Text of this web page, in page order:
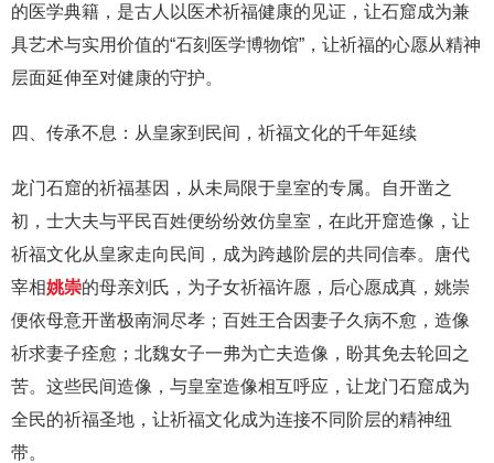
的医学典籍，是古人以医术祈福健康的见证，让石窟成为兼
具艺术与实用价值的“石刻医学博物馆”，让祈福的心愿从精神
层面延伸至对健康的守护。
四、传承不息：从皇家到民间，祈福文化的千年延续
龙门石窟的祈福基因，从未局限于皇室的专属。自开凿之
初，士大夫与平民百姓便纷纷效仿皇室，在此开窟造像，让
祈福文化从皇家走向民间，成为跨越阶层的共同信奉。唐代
宰相姚崇的母亲刘氏，为子女祈福许愿，后心愿成真，姚崇
便依母意开凿极南洞尽孝；百姓王合因妻子久病不愈，造像
祈求妻子痊愈；北魏女子一弗为亡夫造像，盼其免去轮回之
苦。这些民间造像，与皇室造像相互呼应，让龙门石窟成为
全民的祈福圣地，让祈福文化成为连接不同阶层的精神纽
带。